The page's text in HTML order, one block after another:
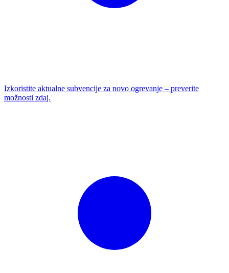
Izkoristite aktualne subvencije za novo ogrevanje – preverite
možnosti zdaj.